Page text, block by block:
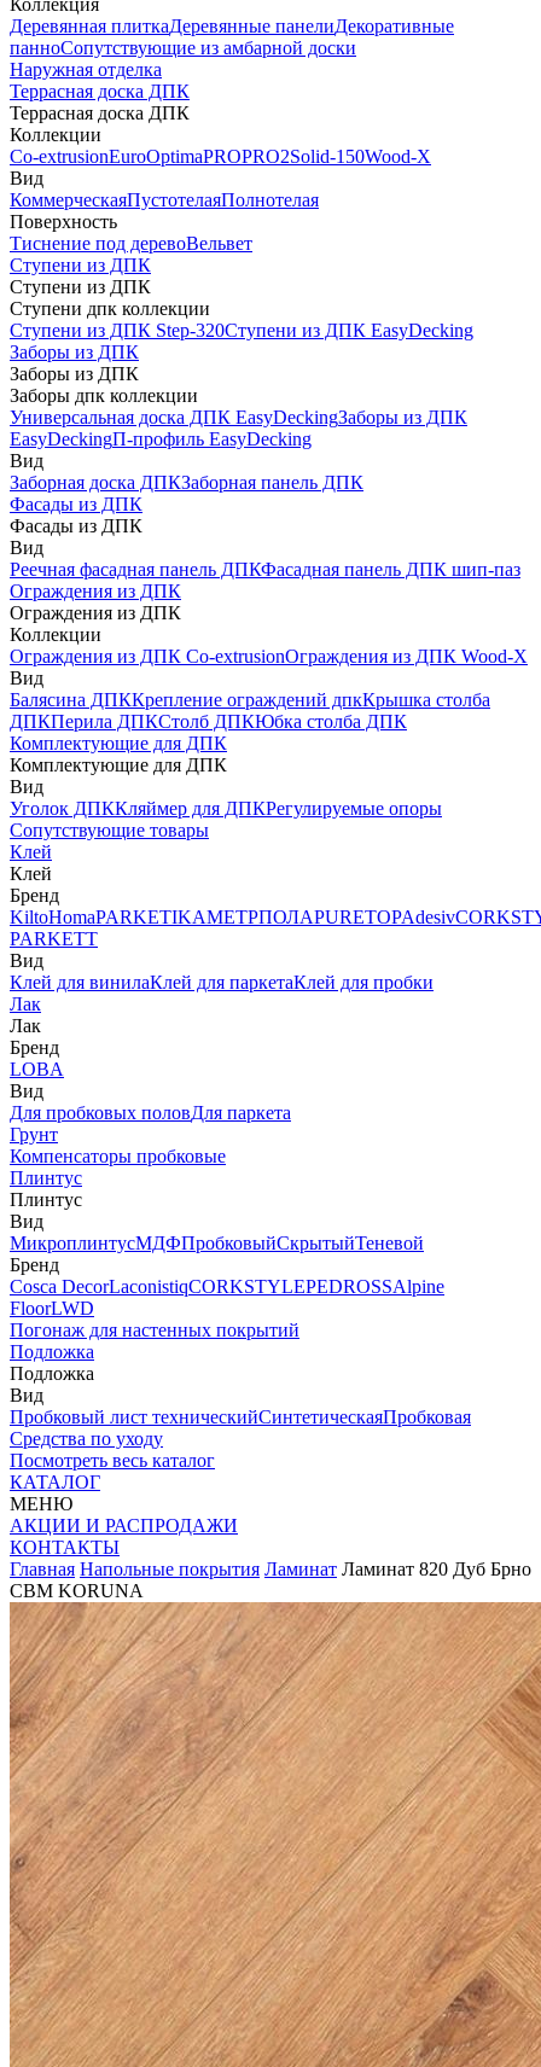
Коллекция
Деревянная плиткаДеревянные панелиДекоративные
панноСопутствующие из амбарной доски
Наружная отделка
Террасная доска ДПК
Террасная доска ДПК
Коллекции
Co-extrusionEuroOptimaPROPRO2Solid-150Wood-X
Вид
КоммерческаяПустотелаяПолнотелая
Поверхность
Тиснение под деревоВельвет
Ступени из ДПК
Ступени из ДПК
Ступени дпк коллекции
Ступени из ДПК Step-320Ступени из ДПК EasyDecking
Заборы из ДПК
Заборы из ДПК
Заборы дпк коллекции
Универсальная доска ДПК EasyDeckingЗаборы из ДПК
EasyDeckingП-профиль EasyDecking
Вид
Заборная доска ДПКЗаборная панель ДПК
Фасады из ДПК
Фасады из ДПК
Вид
Реечная фасадная панель ДПКФасадная панель ДПК шип-паз
Ограждения из ДПК
Ограждения из ДПК
Коллекции
Ограждения из ДПК Co-extrusionОграждения из ДПК Wood-X
Вид
Балясина ДПККрепление ограждений дпкКрышка столба
ДПКПерила ДПКСтолб ДПКЮбка столба ДПК
Комплектующие для ДПК
Комплектующие для ДПК
Вид
Уголок ДПККляймер для ДПКРегулируемые опоры
Сопутствующие товары
Клей
Клей
Бренд
KiltoHomaPARKETIKAМЕТРПОЛАPURETOPAdesiv
PARKETT
Вид
Клей для винилаКлей для паркетаКлей для пробки
Лак
Лак
Бренд
LOBA
Вид
Для пробковых половДля паркета
Грунт
Компенсаторы пробковые
Плинтус
Плинтус
Вид
МикроплинтусМДФПробковыйСкрытыйТеневой
Бренд
Cosca DecorLaconistiqCORKSTYLEPEDROSSAlpine
FloorLWD
Погонаж для настенных покрытий
Подложка
Подложка
Вид
Пробковый лист техническийСинтетическаяПробковая
Средства по уходу
Посмотреть весь каталог
КАТАЛОГ
МЕНЮ
АКЦИИ И РАСПРОДАЖИ
КОНТАКТЫ
Главная Напольные покрытия Ламинат Ламинат 820 Дуб Брно
CBM KORUNA